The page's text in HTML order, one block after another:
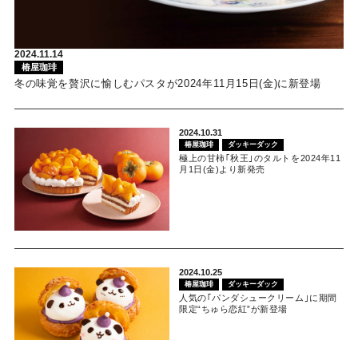
2024.11.14
椿屋珈琲
冬の味覚を贅沢に愉しむパスタが2024年11月15日(金)に新登場
2024.10.31
椿屋珈琲 ダッキーダック
極上の甘柿｢秋王｣のタルトを2024年11
月1日(金)より新発売
2024.10.25
椿屋珈琲 ダッキーダック
人気の｢パンダシュークリーム｣に期間
限定“ちゅら恋紅”が新登場